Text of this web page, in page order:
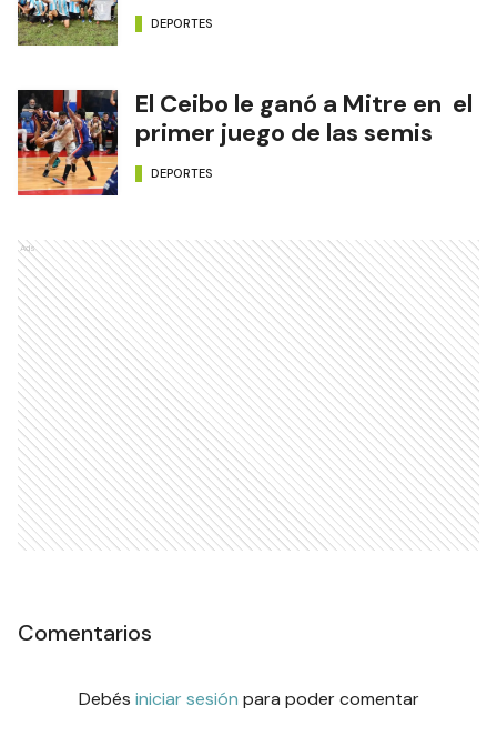
DEPORTES
El Ceibo le ganó a Mitre en el
primer juego de las semis
DEPORTES
Ads
Comentarios
Debés iniciar sesión para poder comentar